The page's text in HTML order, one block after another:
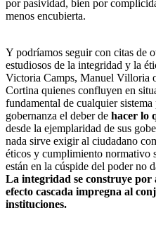
por pasividad, bien por
menos encubierta.
Y podríamos seguir con citas de
estudiosos de la integridad y la
Victoria Camps, Manuel Villoria
Cortina quienes confluyen en
fundamental de cualquier
gobernanza el deber de hacer lo
desde la ejemplaridad de sus
nada sirve exigir al ciudadano
éticos y cumplimiento normativo
están en la cúspide del poder no
La integridad se construye por
efecto cascada impregna al
instituciones.